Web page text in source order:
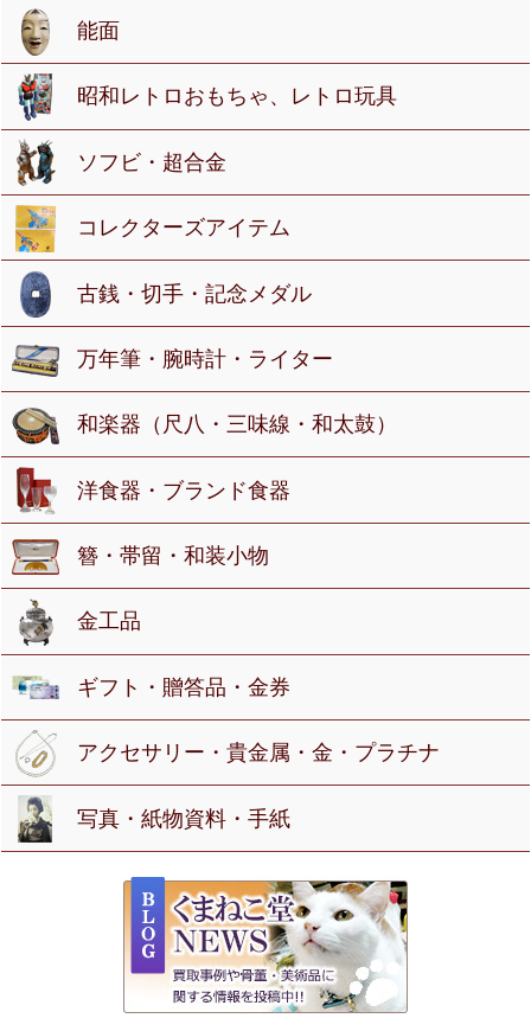
能面
昭和レトロおもちゃ、レトロ玩具
ソフビ・超合金
コレクターズアイテム
古銭・切手・記念メダル
万年筆・腕時計・ライター
和楽器（尺八・三味線・和太鼓）
洋食器・ブランド食器
簪・帯留・和装小物
金工品
ギフト・贈答品・金券
アクセサリー・貴金属・金・プラチナ
写真・紙物資料・手紙